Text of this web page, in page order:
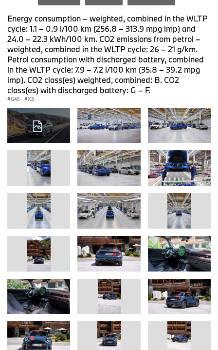
Energy consumption – weighted, combined in the WLTP
cycle: 1.1 – 0.9 l/100 km (256.8 – 313.9 mpg imp) and
24.0 – 22.3 kWh/100 km. CO2 emissions from petrol –
weighted, combined in the WLTP cycle: 26 – 21 g/km.
Petrol consumption with discharged battery, combined
in the WLTP cycle: 7.9 – 7.2 l/100 km (35.8 – 39.2 mpg
imp). CO2 class(es) weighted, combined: B. CO2
class(es) with discharged battery: G – F.
G45 · X3